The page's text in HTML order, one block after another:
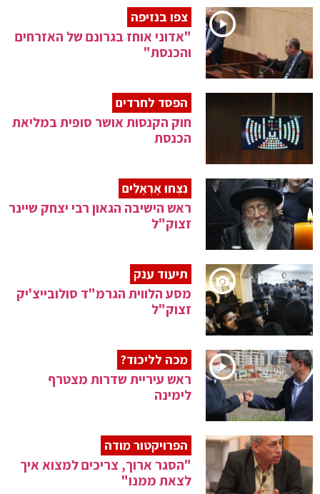
צפו בנזיפה
"אדוני אוחז בגרונם של האזרחים
והכנסת"
הפסד לחרדים
חוק הקנסות אושר סופית במליאת
הכנסת
נִצְּחוּ אֶרְאֶלִּים
ראש הישיבה הגאון רבי יצחק שיינר
זצוק"ל
תיעוד ענק
מסע הלווית הגרמ"ד סולובייצ'יק
זצוק"ל
מכה לליכוד?
ראש עיריית שדרות מצטרף
לימינה
הפרויקטור מודה
"הסגר ארוך, צריכים למצוא איך
לצאת ממנו"